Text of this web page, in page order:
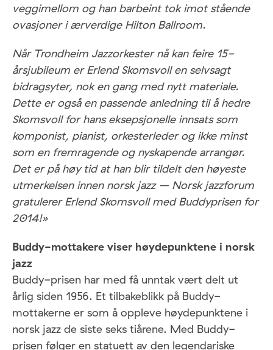
veggimellom og han barbeint tok imot stående
ovasjoner i ærverdige Hilton Ballroom.
Når Trondheim Jazzorkester nå kan feire 15-
årsjubileum er Erlend Skomsvoll en selvsagt
bidragsyter, nok en gang med nytt materiale.
Dette er også en passende anledning til å hedre
Skomsvoll for hans eksepsjonelle innsats som
komponist, pianist, orkesterleder og ikke minst
som en fremragende og nyskapende arrangør.
Det er på høy tid at han blir tildelt den høyeste
utmerkelsen innen norsk jazz – Norsk jazzforum
gratulerer Erlend Skomsvoll med Buddyprisen for
2014!»
Buddy-mottakere viser høydepunktene i norsk
jazz
Buddy-prisen har med få unntak vært delt ut
årlig siden 1956. Et tilbakeblikk på Buddy-
mottakerne er som å oppleve høydepunktene i
norsk jazz de siste seks tiårene. Med Buddy-
prisen følger en statuett av den legendariske